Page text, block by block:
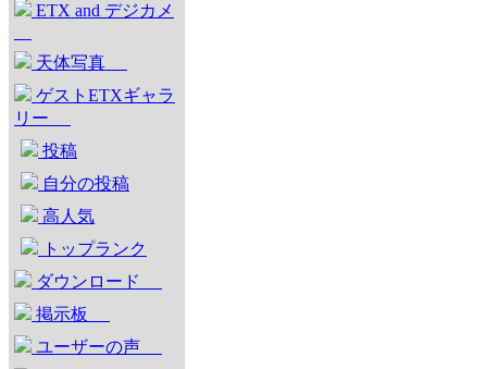
ETX and デジカメ
天体写真
ゲストETXギャラ
リー
投稿
自分の投稿
高人気
トップランク
ダウンロード
掲示板
ユーザーの声